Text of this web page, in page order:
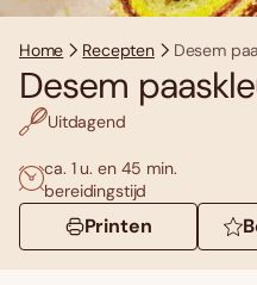
Home Recepten Desem
Desem
Uitdagend
ca. 1 u. en 45 min.
bereidingstijd
Printen